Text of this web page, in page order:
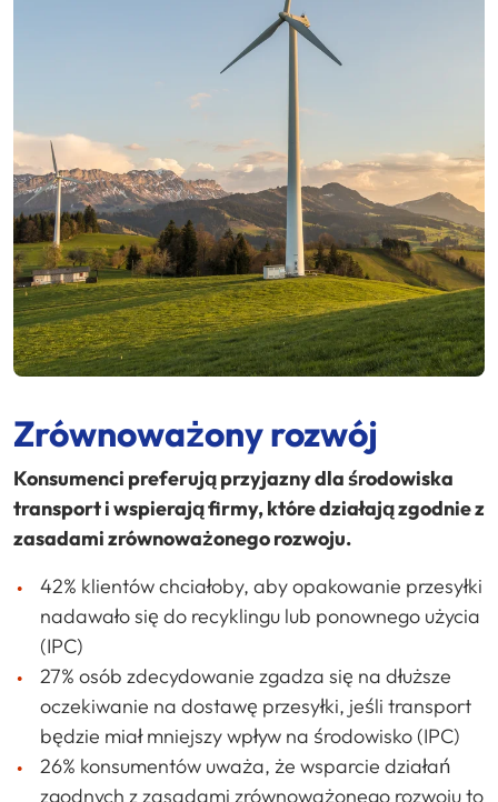
Zrównoważony rozwój
Konsumenci preferują przyjazny dla środowiska
transport i wspierają firmy, które działają zgodnie z
zasadami zrównoważonego rozwoju.
42% klientów chciałoby, aby opakowanie przesyłki
nadawało się do recyklingu lub ponownego użycia
(IPC)
27% osób zdecydowanie zgadza się na dłuższe
oczekiwanie na dostawę przesyłki, jeśli transport
będzie miał mniejszy wpływ na środowisko (IPC)
26% konsumentów uważa, że wsparcie działań
zgodnych z zasadami zrównoważonego rozwoju to